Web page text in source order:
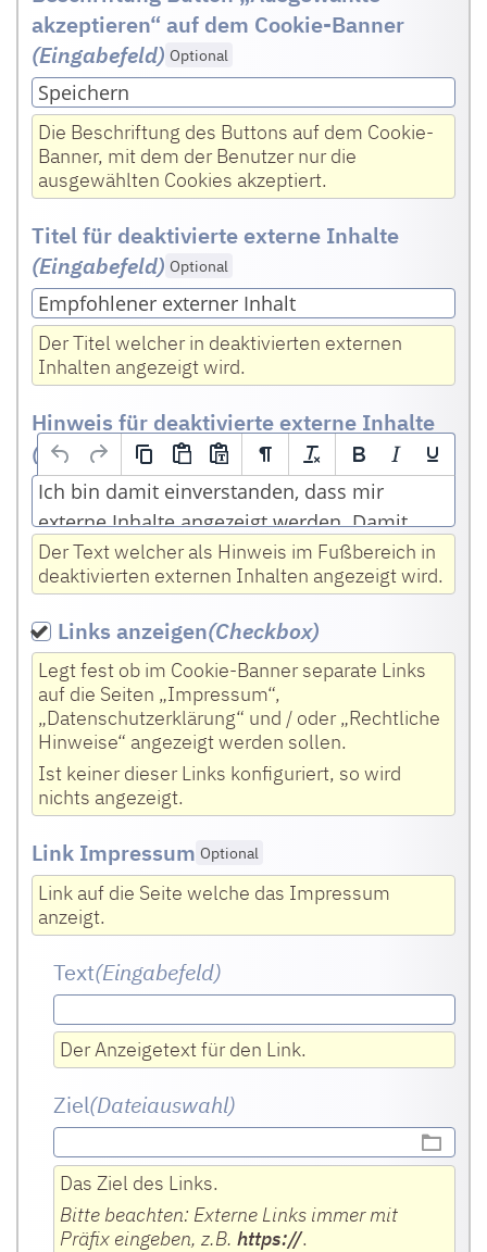
akzeptieren“ auf dem Cookie-Banner
(Eingabefeld) Optional
Die Beschriftung des Buttons auf dem Cookie-
Banner, mit dem der Benutzer nur die
ausgewählten Cookies akzeptiert.
Titel für deaktivierte externe Inhalte
(Eingabefeld) Optional
Der Titel welcher in deaktivierten externen
Inhalten angezeigt wird.
Hinweis für deaktivierte externe Inhalte
(HTML Editor)
Optional
Ich bin damit einverstanden, dass mir
externe Inhalte angezeigt werden. Damit
können personenbezogene Daten, IP-
Adresse und Cookie-Informationen an
Einstellung kann auf der Seite mit unserer
Datenschutzerklärung (siehe Link im
Fußbereich) später jederzeit wieder
geändert werden.
Der Text welcher als Hinweis im Fußbereich in
deaktivierten externen Inhalten angezeigt wird.
Links anzeigen(Checkbox)
Legt fest ob im Cookie-Banner separate Links
auf die Seiten „Impressum“,
„Datenschutzerklärung“ und / oder „Rechtliche
Hinweise“ angezeigt werden sollen.
Ist keiner dieser Links konfiguriert, so wird
nichts angezeigt.
Link Impressum Optional
Link auf die Seite welche das Impressum
anzeigt.
Text(Eingabefeld)
Der Anzeigetext für den Link.
Ziel(Dateiauswahl)
Das Ziel des Links.
Bitte beachten: Externe Links immer mit
Präfix eingeben, z.B. https://.